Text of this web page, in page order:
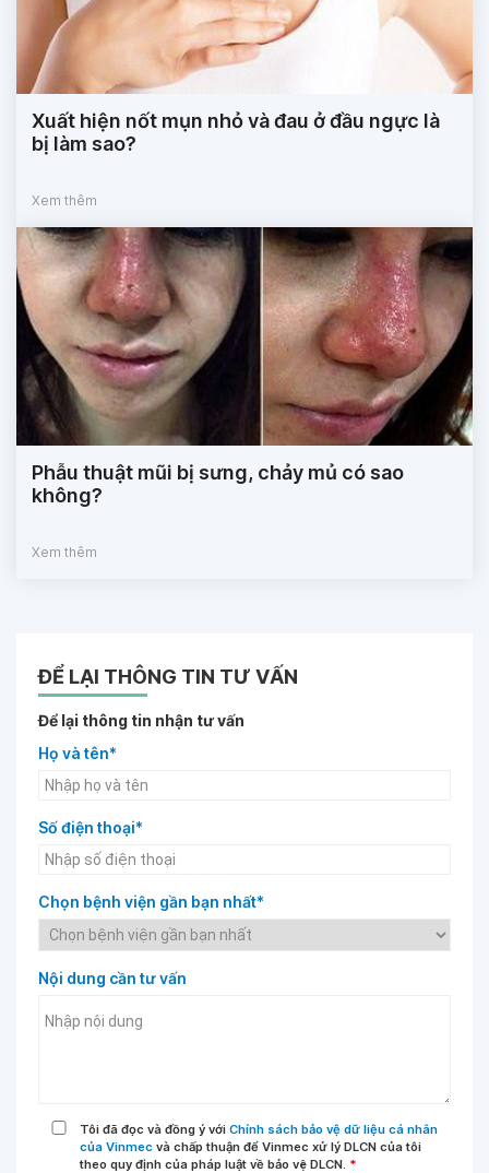
Xuất hiện nốt mụn nhỏ và đau ở đầu ngực là
bị làm sao?
Xem thêm
Phẫu thuật mũi bị sưng, chảy mủ có sao
không?
Xem thêm
ĐỂ LẠI THÔNG TIN TƯ VẤN
Để lại thông tin nhận tư vấn
Họ và tên*
Số điện thoại*
Chọn bệnh viện gần bạn nhất*
Nội dung cần tư vấn
Tôi đã đọc và đồng ý với Chính sách bảo vệ dữ liệu cá nhân
của Vinmec và chấp thuận để Vinmec xử lý DLCN của tôi
theo quy định của pháp luật về bảo vệ DLCN. *